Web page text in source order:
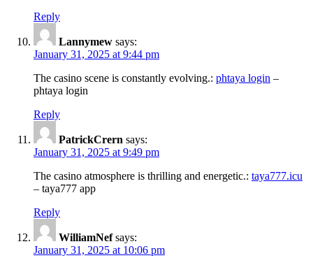
Reply
Lannymew says:
January 31, 2025 at 9:44 pm
The casino scene is constantly evolving.: phtaya login –
phtaya login
Reply
PatrickCrern says:
January 31, 2025 at 9:49 pm
The casino atmosphere is thrilling and energetic.: taya777.icu
– taya777 app
Reply
WilliamNef says:
January 31, 2025 at 10:06 pm